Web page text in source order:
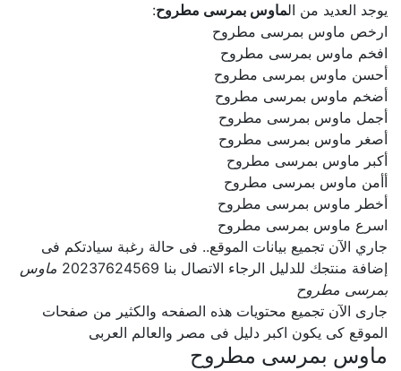
يوجد العديد من ال ماوس بمرسى مطروح:
ارخص ماوس بمرسى مطروح
افخم ماوس بمرسى مطروح
أحسن ماوس بمرسى مطروح
أضخم ماوس بمرسى مطروح
أجمل ماوس بمرسى مطروح
أصغر ماوس بمرسى مطروح
أكبر ماوس بمرسى مطروح
أأمن ماوس بمرسى مطروح
أخطر ماوس بمرسى مطروح
اسرع ماوس بمرسى مطروح
جاري الآن تجميع بيانات الموقع.. فى حالة رغبة سيادتكم فى
إضافة منتجك للدليل الرجاء الاتصال بنا 20237624569
ماوس
بمرسى مطروح
جارى الآن تجميع محتويات هذه الصفحه والكثير من صفحات
الموقع كى يكون اكبر دليل فى مصر والعالم العربى
ماوس بمرسى مطروح